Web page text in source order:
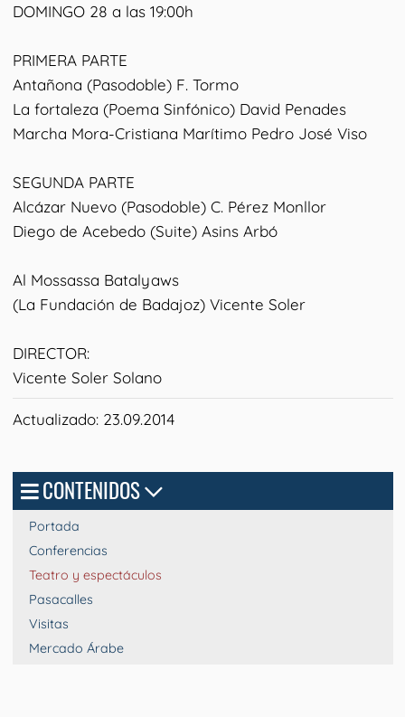
DOMINGO 28 a las 19:00h
PRIMERA PARTE
Antañona (Pasodoble) F. Tormo
La fortaleza (Poema Sinfónico) David Penades
Marcha Mora-Cristiana Marítimo Pedro José Viso
SEGUNDA PARTE
Alcázar Nuevo (Pasodoble) C. Pérez Monllor
Diego de Acebedo (Suite) Asins Arbó
Al Mossassa Batalyaws
(La Fundación de Badajoz) Vicente Soler
DIRECTOR:
Vicente Soler Solano
Actualizado: 23.09.2014
CONTENIDOS
Portada
Conferencias
Teatro y espectáculos
Pasacalles
Visitas
Mercado Árabe